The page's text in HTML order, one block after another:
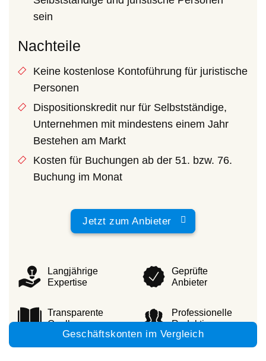
Geschäftskonten im Vergleich
sein
Nachteile
Keine kostenlose Kontoführung für juristische
Personen
Dispositionskredit nur für Selbstständige,
Unternehmen mit mindestens einem Jahr
Bestehen am Markt
Kosten für Buchungen ab der 51. bzw. 76.
Buchung im Monat
Jetzt zum Anbieter
Langjährige
Expertise
Geprüfte
Anbieter
Transparente
Quellen
Professionelle
Redaktion